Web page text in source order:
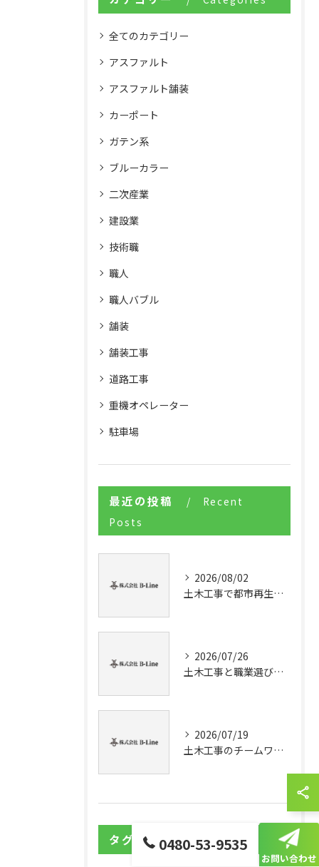
全てのカテゴリー
アスファルト
アスファルト舗装
カーポート
ガテン系
ブルーカラー
二次産業
建設業
技術職
職人
職人バブル
舗装
舗装工事
道路工事
重機オペレーター
駐車場
最近の投稿
Recent
Posts
2026/08/02
土木工事で都市再生を進める現場実務とUR仕様書の最新動向を徹底解説
2026/07/26
土木工事と職業選びで桶川市周辺で安定収入を得るためのキャリア戦略を徹底解説
2026/07/19
土木工事のチームワークが現場力とキャリアを高める理由と成功の秘訣
タグ Tags
0480-53-9535
お問い合わせ